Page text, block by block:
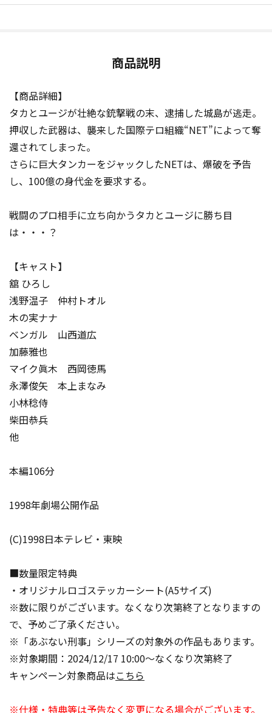
商品説明
【商品詳細】
タカとユージが壮絶な銃撃戦の末、逮捕した城島が逃走。
押収した武器は、襲来した国際テロ組織“NET”によって奪
還されてしまった。
さらに巨大タンカーをジャックしたNETは、爆破を予告
し、100億の身代金を要求する。
戦闘のプロ相手に立ち向かうタカとユージに勝ち目
は・・・？
【キャスト】
舘 ひろし
浅野温子 仲村トオル
木の実ナナ
ベンガル 山西道広
加藤雅也
マイク眞木 西岡徳馬
永澤俊矢 本上まなみ
小林稔侍
柴田恭兵
他
本編106分
1998年劇場公開作品
(C)1998日本テレビ・東映
■数量限定特典
・オリジナルロゴステッカーシート(A5サイズ)
※数に限りがございます。なくなり次第終了となりますの
で、予めご了承ください。
※「あぶない刑事」シリーズの対象外の作品もあります。
※対象期間：2024/12/17 10:00～なくなり次第終了
キャンペーン対象商品はこちら
※仕様・特典等は予告なく変更になる場合がございます。